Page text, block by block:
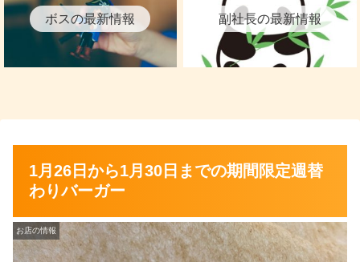
ボスの最新情報 副社長の最新情報
1月26日から1月30日までの期間限定週替
わりバーガー
お店の情報